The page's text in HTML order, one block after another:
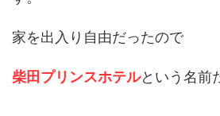
家を出入り自由だったので
柴田プリンスホテルという名前